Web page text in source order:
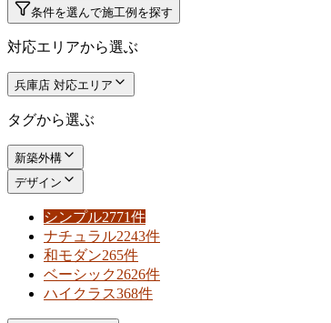
条件を選んで施工例を探す
対応エリアから選ぶ
兵庫店 対応エリア
タグから選ぶ
新築外構
デザイン
シンプル2771件
ナチュラル2243件
和モダン265件
ベーシック2626件
ハイクラス368件